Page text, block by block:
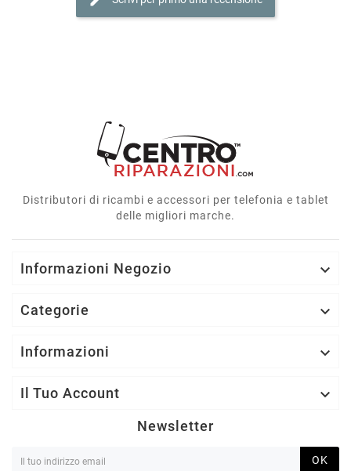
Distributori di ricambi e accessori per telefonia e tablet
delle migliori marche.
Informazioni Negozio 
Categorie 
Informazioni 
Il Tuo Account 
Newsletter
OK